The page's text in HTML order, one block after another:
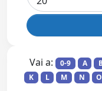
Vai a: 0-9 A
K
L M N O